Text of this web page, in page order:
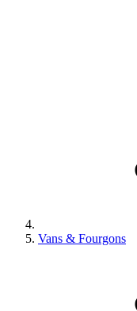
Vans & Fourgons